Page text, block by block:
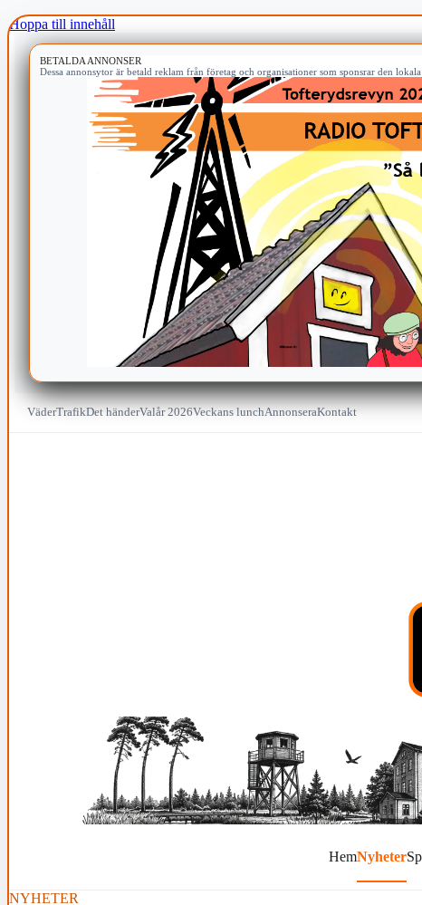
Hoppa till innehåll
BETALDA ANNONSER
Dessa annonsytor är betald reklam från företag och organisationer som sponsrar den
VäderTrafikDet händerValår 2026Veckans lunchAnnonseraKontakt
HemNyheter
NYHETER